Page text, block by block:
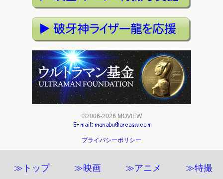
©2006-2026 MOVIEW
プライバシーポリシー
≫トップ ≫映画 ≫アニメ ≫特撮